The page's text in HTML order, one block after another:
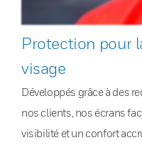
Protection pour
visage
Développés grâce à des
nos clients, nos écrans
visibilité et un confort